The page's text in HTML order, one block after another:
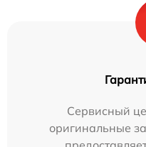
Сервисный
оригинальные